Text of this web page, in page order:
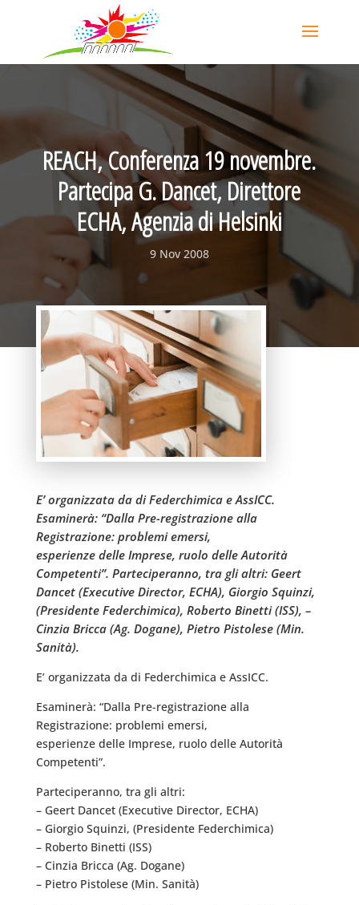
REACH, Conferenza 19 novembre.
Partecipa G. Dancet, Direttore
ECHA, Agenzia di Helsinki
9 Nov 2008
E’ organizzata da di Federchimica e AssICC.
Esaminerà: “Dalla Pre-registrazione alla
Registrazione: problemi emersi,
esperienze delle Imprese, ruolo delle Autorità
Competenti”. Parteciperanno, tra gli altri: Geert
Dancet (Executive Director, ECHA), Giorgio Squinzi,
(Presidente Federchimica), Roberto Binetti (ISS), –
Cinzia Bricca (Ag. Dogane), Pietro Pistolese (Min.
Sanità).
E’ organizzata da di Federchimica e AssICC.
Esaminerà: “Dalla Pre-registrazione alla
Registrazione: problemi emersi,
esperienze delle Imprese, ruolo delle Autorità
Competenti”.
Parteciperanno, tra gli altri:
– Geert Dancet (Executive Director, ECHA)
– Giorgio Squinzi, (Presidente Federchimica)
– Roberto Binetti (ISS)
– Cinzia Bricca (Ag. Dogane)
– Pietro Pistolese (Min. Sanità)